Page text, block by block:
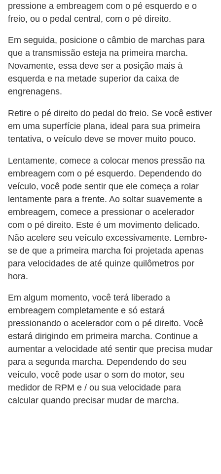
pressione a embreagem com o pé esquerdo e o
freio, ou o pedal central, com o pé direito.
Em seguida, posicione o câmbio de marchas para
que a transmissão esteja na primeira marcha.
Novamente, essa deve ser a posição mais à
esquerda e na metade superior da caixa de
engrenagens.
Retire o pé direito do pedal do freio. Se você estiver
em uma superfície plana, ideal para sua primeira
tentativa, o veículo deve se mover muito pouco.
Lentamente, comece a colocar menos pressão na
embreagem com o pé esquerdo. Dependendo do
veículo, você pode sentir que ele começa a rolar
lentamente para a frente. Ao soltar suavemente a
embreagem, comece a pressionar o acelerador
com o pé direito. Este é um movimento delicado.
Não acelere seu veículo excessivamente. Lembre-
se de que a primeira marcha foi projetada apenas
para velocidades de até quinze quilômetros por
hora.
Em algum momento, você terá liberado a
embreagem completamente e só estará
pressionando o acelerador com o pé direito. Você
estará dirigindo em primeira marcha. Continue a
aumentar a velocidade até sentir que precisa mudar
para a segunda marcha. Dependendo do seu
veículo, você pode usar o som do motor, seu
medidor de RPM e / ou sua velocidade para
calcular quando precisar mudar de marcha.
v
o
T
u
n
i
n
g
V
í
c
u
l
o
s
e
l
é
t
r
i
c
o
s
e
h